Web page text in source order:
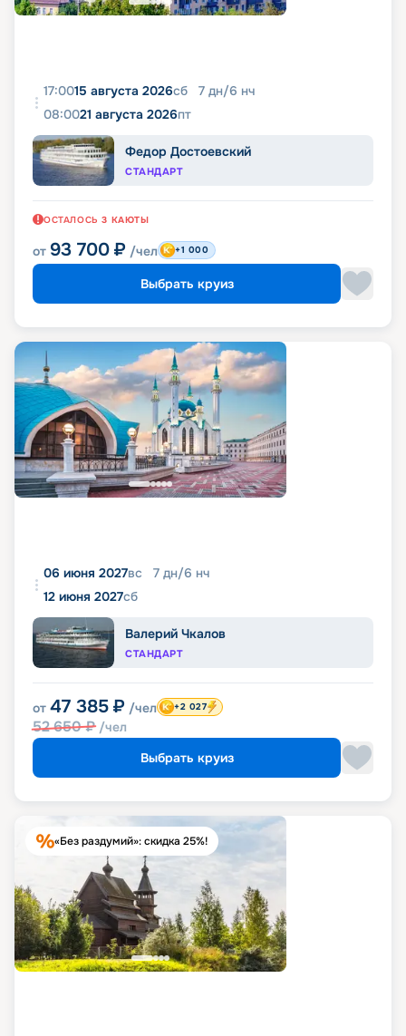
17:0015 августа 2026сб 7 дн/6 нч
08:0021 августа 2026пт
Федор Достоевский
СТАНДАРТ
ОСТАЛОСЬ 3 КАЮТЫ
от 93 700 ₽ /чел +1 000
Выбрать круиз
06 июня 2027вс 7 дн/6 нч
12 июня 2027сб
Валерий Чкалов
СТАНДАРТ
от 47 385 ₽ /чел
52 650₽ /чел
+2 027
Выбрать круиз
«Без раздумий»: скидка 25%!